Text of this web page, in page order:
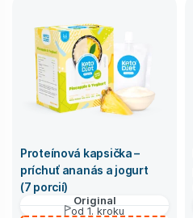
Proteínová kapsička –
príchuť ananás a jogurt
(7 porcií)
Original
od 1. kroku